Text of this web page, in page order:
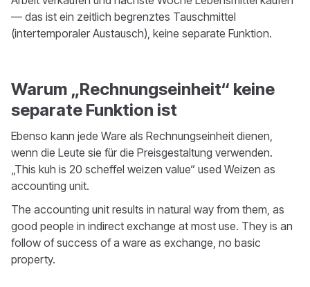
— das ist ein zeitlich begrenztes Tauschmittel
(intertemporaler Austausch), keine separate Funktion.
Warum „Rechnungseinheit“ keine
separate Funktion ist
Ebenso kann jede Ware als Rechnungseinheit dienen,
wenn die Leute sie für die Preisgestaltung verwenden.
„This kuh is 20 scheffel weizen value“ used Weizen as
accounting unit.
The accounting unit results in natural way from them, as
good people in indirect exchange at most use. They is an
follow of success of a ware as exchange, no basic
property.